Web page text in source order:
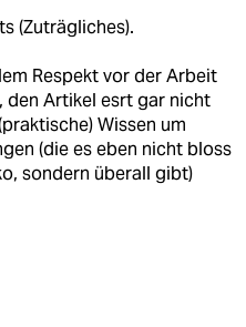
(Zuträgliches).
Respekt vor der Arbeit
den Artikel esrt gar nicht
Wissen um
(die es eben nicht bloss
sondern überall gibt)